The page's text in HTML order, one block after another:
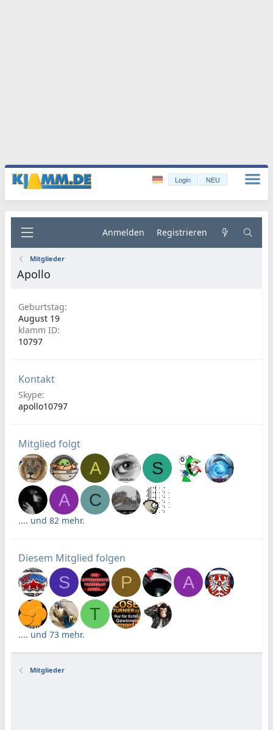
Login NEU
Anmelden Registrieren
Mitglieder
Apollo
Geburtstag
August 19
klamm ID
10797
Kontakt
Skype
apollo10797
Mitglied folgt
A
S
A
C
.... und 82 mehr.
Diesem Mitglied folgen
S P
A
T
.... und 73 mehr.
Mitglieder